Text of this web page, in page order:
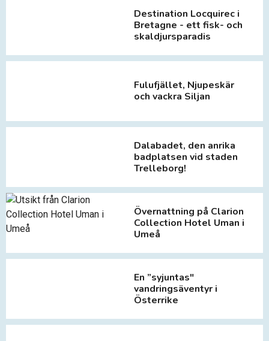
Destination Locquirec i
Bretagne - ett fisk- och
skaldjursparadis
Fulufjället, Njupeskär
och vackra Siljan
Dalabadet, den anrika
badplatsen vid staden
Trelleborg!
Övernattning på Clarion
Collection Hotel Uman i
Umeå
En ”syjuntas"
vandringsäventyr i
Österrike